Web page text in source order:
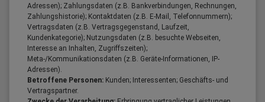
Adressen); Zahlungsdaten (z.B. Bankverbindungen, Rechnungen,
Zahlungshistorie); Kontaktdaten (z.B. E-Mail, Telefonnummern);
Vertragsdaten (z.B. Vertragsgegenstand, Laufzeit,
Kundenkategorie); Nutzungsdaten (z.B. besuchte Webseiten,
Interesse an Inhalten, Zugriffszeiten);
Meta-/Kommunikationsdaten (z.B. Geräte-Informationen, IP-
Adressen).
Betroffene Personen: Kunden; Interessenten; Geschäfts- und
Vertragspartner.